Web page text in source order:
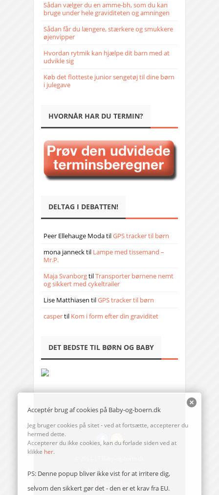
Sådan vælger du en amme-bh, som du kan
bruge under hele graviditeten og amningen
Sådan får du længere, stærkere og smukkere
øjenvipper
Hvordan rytmik kan hjælpe dit barn med at
udvikle sig
Køb det flotteste junior sengetøj til dine børn
i julegave
HVORNÅR HAR DU TERMIN?
DELTAG I DEBATTEN!
Peer Ellehauge ModatilGPS tracker til børn
mona jannecktil Lampe med tissemand –
Mr.P.
Maja SvanborgtilTransporter børnene nemt
og sikkert med cykeltrailer
Lise Matthiasen tilGPS tracker til børn
caspertil Kom i form efter din graviditet
DET BEDSTE TIL BØRN OG BABY
Send en mail til redaktionen
Acceptér brug af cookies på Baby-og-boern.dk
Jeg bruger cookies på sitet - ved at fortsætte, accepterer du
hermed dette.
Accepterer du ikke cookies, kan du forlade siden ved at
klikke her.
PS: Denne popup bliver ikke vist for at irritere dig,
selvom den sikkert gør det - den er et krav fra EU.